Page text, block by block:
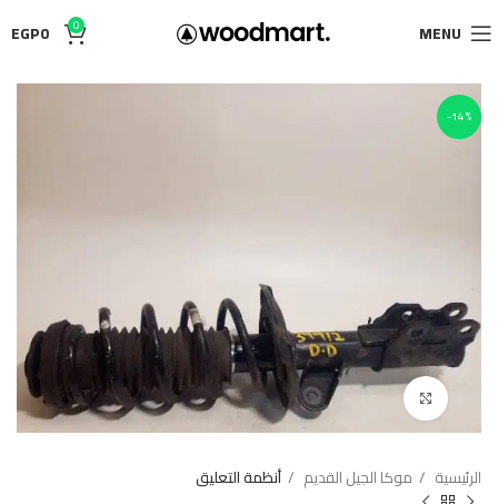
MENU
0
EGP0
-14%
Click to enlarge
الرئيسية موكا الجيل القديم أنظمة التعليق